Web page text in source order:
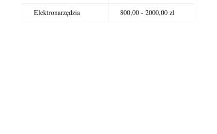
Elektronarzędzia
800,00 - 2000,00 zł